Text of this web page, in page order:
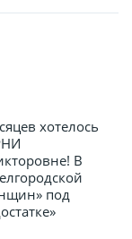
хотелось
В
под